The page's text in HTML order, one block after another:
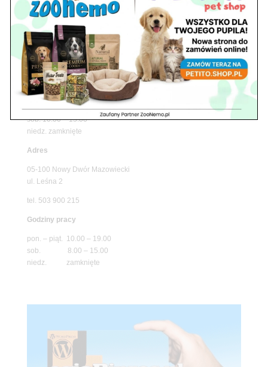
Znajdź nas
Adres
05-120 Legionowo
ul. Piłsudskiego 31,
pawilon 134
tel./fax. 22 784 71 96
Godziny pracy
pon. – piąt. 10.00 – 19.00
sob. 10.00 – 15.00
niedz. zamknięte
Adres
05-100 Nowy Dwór Mazowiecki
ul. Leśna 2
tel. 503 900 215
Godziny pracy
pon. – piąt. 10.00 – 19.00
sob. 8.00 – 15.00
niedz. zamknięte